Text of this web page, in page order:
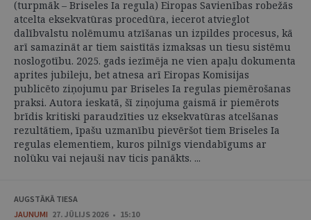
(turpmāk – Briseles Ia regula) Eiropas Savienības robežās
atcelta eksekvatūras procedūra, iecerot atvieglot
dalībvalstu nolēmumu atzīšanas un izpildes procesus, kā
arī samazināt ar tiem saistītās izmaksas un tiesu sistēmu
noslogotību. 2025. gads iezīmēja ne vien apaļu dokumenta
aprites jubileju, bet atnesa arī Eiropas Komisijas
publicēto ziņojumu par Briseles Ia regulas piemērošanas
praksi. Autora ieskatā, šī ziņojuma gaismā ir piemērots
brīdis kritiski paraudzīties uz eksekvatūras atcelšanas
rezultātiem, īpašu uzmanību pievēršot tiem Briseles Ia
regulas elementiem, kuros pilnīgs viendabīgums ar
nolūku vai nejauši nav ticis panākts. ...
AUGSTĀKĀ TIESA
JAUNUMI 27. JŪLIJS 2026 • 15:10